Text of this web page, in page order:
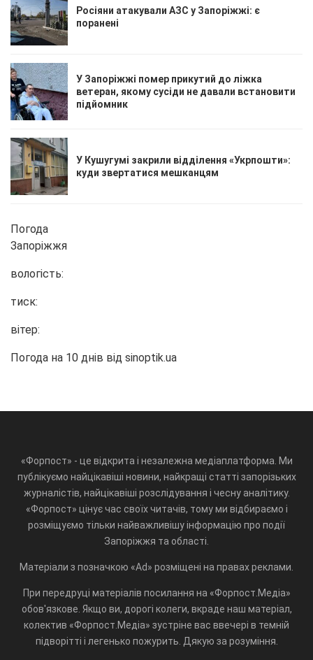
Росіяни атакували АЗС у Запоріжжі: є
поранені
У Запоріжжі помер прикутий до ліжка
ветеран, якому сусіди не давали встановити
підйомник
У Кушугумі закрили відділення «Укрпошти»:
куди звертатися мешканцям
Погода
Запоріжжя
вологість:
тиск:
вітер:
Погода на 10 днів від sinoptik.ua
«Форпост» - це відкрита і незалежна медіаплатформа. Ми
публікуємо найцікавіші новини, найкращі статті запорізьких
журналістів, найцікавіші розслідування і чесну аналітику.
«Форпост» цінує час своїх читачів, тому ми відбираємо і
розміщуємо тільки найважливішу інформацію про події
Запоріжжя та області.
Матеріали з позначкою «Ad» розміщені на правах реклами.
При передруці матеріалів посилання на «Форпост.Медіа»
обов'язкове. Якщо ви, дорогі колеги, вкраде наш матеріал,
колектив «Форпост.Медіа» зустріне вас ввечері в темній
підворітті і легенько пожурить. Дякую за розуміння.